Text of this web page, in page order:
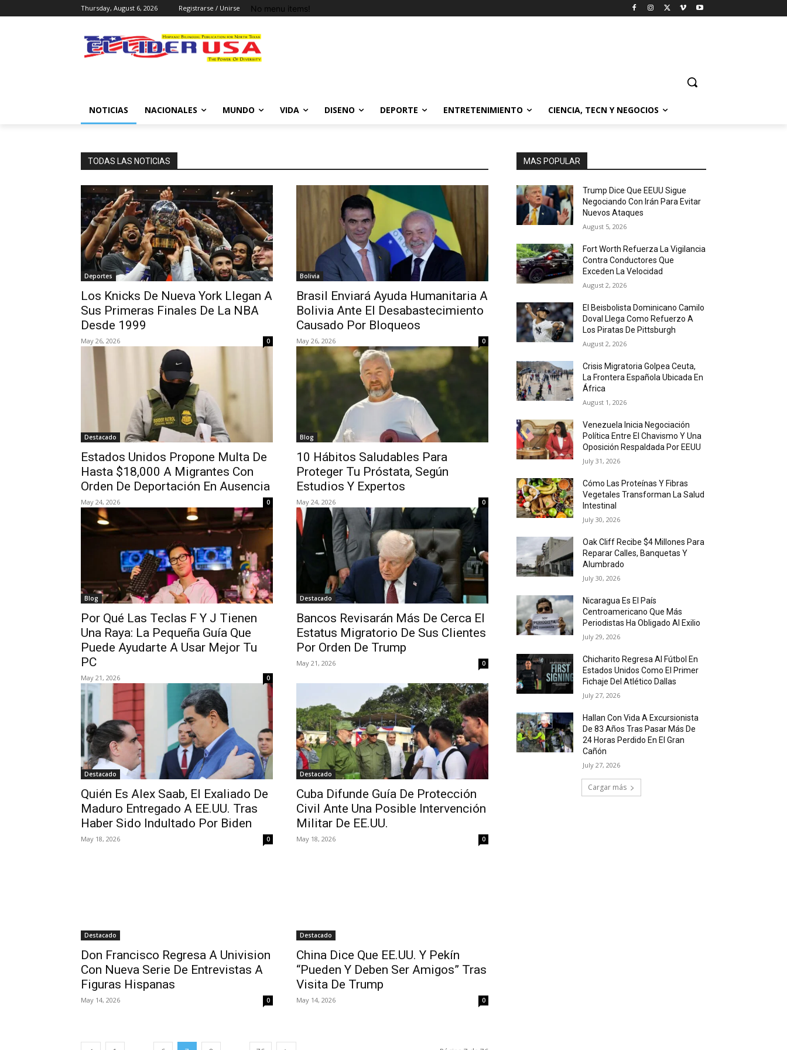
Thursday, August 6, 2026 Registrarse / Unirse No menu items!
NOTICIAS NACIONALES MUNDO VIDA DISENO DEPORTE ENTRETENIMIENTO CIENCIA, TECN Y NEGOCIOS
TODAS LAS NOTICIAS
Deportes
Los Knicks De Nueva York Llegan A
Sus Primeras Finales De La NBA
Desde 1999
May 26, 2026 0
Bolivia
Brasil Enviará Ayuda Humanitaria A
Bolivia Ante El Desabastecimiento
Causado Por Bloqueos
May 26, 2026 0
Destacado
Estados Unidos Propone Multa De
Hasta $18,000 A Migrantes Con
Orden De Deportación En Ausencia
May 24, 2026 0
Blog
10 Hábitos Saludables Para
Proteger Tu Próstata, Según
Estudios Y Expertos
May 24, 2026 0
Blog
Por Qué Las Teclas F Y J Tienen
Una Raya: La Pequeña Guía Que
Puede Ayudarte A Usar Mejor Tu
PC
May 21, 2026 0
Destacado
Bancos Revisarán Más De Cerca El
Estatus Migratorio De Sus Clientes
Por Orden De Trump
May 21, 2026 0
Destacado
Quién Es Alex Saab, El Exaliado De
Maduro Entregado A EE.UU. Tras
Haber Sido Indultado Por Biden
May 18, 2026 0
Destacado
Cuba Difunde Guía De Protección
Civil Ante Una Posible Intervención
Militar De EE.UU.
May 18, 2026 0
Destacado
Don Francisco Regresa A Univision
Con Nueva Serie De Entrevistas A
Figuras Hispanas
May 14, 2026 0
Destacado
China Dice Que EE.UU. Y Pekín
“Pueden Y Deben Ser Amigos” Tras
Visita De Trump
May 14, 2026 0
MAS POPULAR
Trump Dice Que EEUU Sigue
Negociando Con Irán Para Evitar
Nuevos Ataques
August 5, 2026
Fort Worth Refuerza La Vigilancia
Contra Conductores Que
Exceden La Velocidad
August 2, 2026
El Beisbolista Dominicano Camilo
Doval Llega Como Refuerzo A
Los Piratas De Pittsburgh
August 2, 2026
Crisis Migratoria Golpea Ceuta,
La Frontera Española Ubicada En
África
August 1, 2026
Venezuela Inicia Negociación
Política Entre El Chavismo Y Una
Oposición Respaldada Por EEUU
July 31, 2026
Cómo Las Proteínas Y Fibras
Vegetales Transforman La Salud
Intestinal
July 30, 2026
Oak Cliff Recibe $4 Millones Para
Reparar Calles, Banquetas Y
Alumbrado
July 30, 2026
Nicaragua Es El País
Centroamericano Que Más
Periodistas Ha Obligado Al Exilio
July 29, 2026
Chicharito Regresa Al Fútbol En
Estados Unidos Como El Primer
Fichaje Del Atlético Dallas
July 27, 2026
Hallan Con Vida A Excursionista
De 83 Años Tras Pasar Más De
24 Horas Perdido En El Gran
Cañón
July 27, 2026
Cargar más